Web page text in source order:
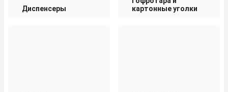
Диспенсеры
картонные уголки